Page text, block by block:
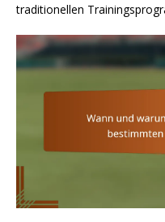
traditionellen